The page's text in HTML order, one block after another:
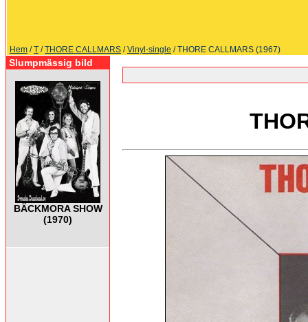
Hem /T /THORE CALLMARS /Vinyl-single / THORE CALLMARS (1967)
Slumpmässig bild
BÄCKMORA SHOW
(1970)